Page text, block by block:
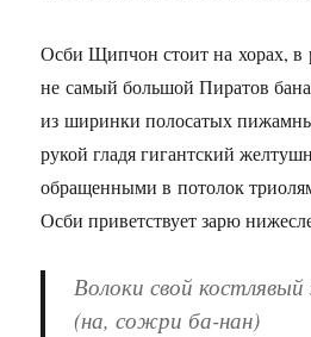
Осби Щипчон стоит на хорах, в
не самый большой Пиратов
из ширинки полосатых
рукой гладя гигантский
обращенными в потолок
Осби приветствует зарю
Волоки свой костлявый
(на, сожри ба-нан)